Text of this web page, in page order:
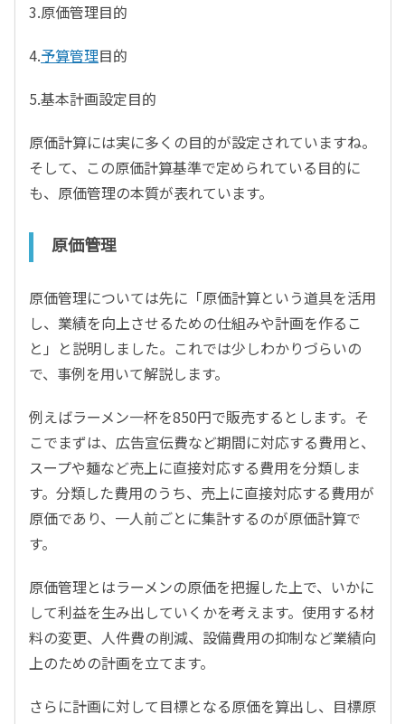
3.原価管理目的
4.予算管理目的
5.基本計画設定目的
原価計算には実に多くの目的が設定されていますね。
そして、この原価計算基準で定められている目的に
も、原価管理の本質が表れています。
原価管理
原価管理については先に「原価計算という道具を活用
し、業績を向上させるための仕組みや計画を作るこ
と」と説明しました。これでは少しわかりづらいの
で、事例を用いて解説します。
例えばラーメン一杯を850円で販売するとします。そ
こでまずは、広告宣伝費など期間に対応する費用と、
スープや麺など売上に直接対応する費用を分類しま
す。分類した費用のうち、売上に直接対応する費用が
原価であり、一人前ごとに集計するのが原価計算で
す。
原価管理とはラーメンの原価を把握した上で、いかに
して利益を生み出していくかを考えます。使用する材
料の変更、人件費の削減、設備費用の抑制など業績向
上のための計画を立てます。
さらに計画に対して目標となる原価を算出し、目標原